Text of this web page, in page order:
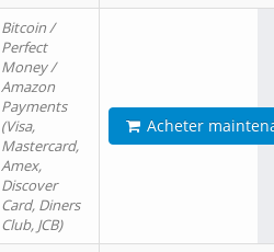
Bitcoin /
Perfect
Money /
Amazon
Payments
(Visa,
Mastercard,
Amex,
Discover
Card, Diners
Club, JCB)
Acheter